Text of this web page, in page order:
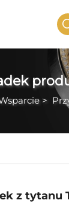
>
z tytanu